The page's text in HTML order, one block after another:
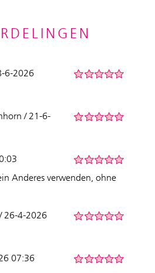
6-2026
/ 21-6-
Anderes verwenden, ohne
26-4-2026
07:36